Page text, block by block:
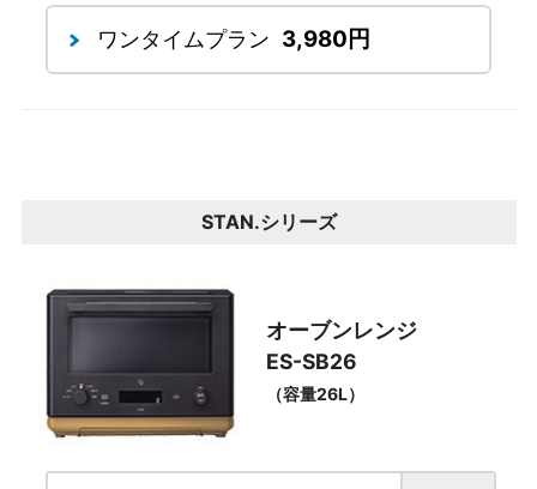
ワンタイムプラン 3,980円
STAN.シリーズ
オーブンレンジ
ES-SB26
（容量26L）